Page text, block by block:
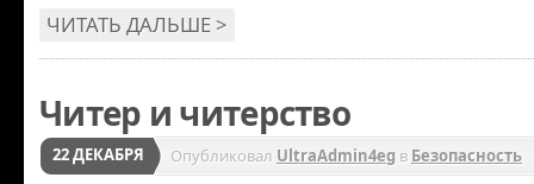
ЧИТАТЬ ДАЛЬШЕ >
Читер и читерство
22 ДЕКАБРЯ Опубликовал UltraAdmin4eg в Безопасность